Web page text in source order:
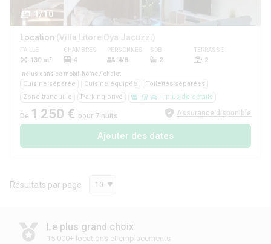
1/10
Location (Villa Litore Oya Jacuzzi)
TAILLE
130 m²
CHAMBRES
4
PERSONNES
4/8
SDB
2
TERRASSE
2
Inclus dans ce mobil-home / chalet
Cuisine séparée Cuisine équipée
Toilettes séparées
Zone tranquille
Parking privé + plus de détails
De 1 250 € pour 7 nuits Assurance disponible
Ajouter des dates
Résultats par page 10
Le plus grand choix
15 000+ locations et emplacements